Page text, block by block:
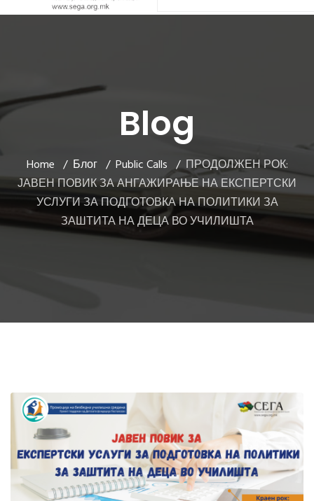
Blog
Home Блог Public Calls
ПРОДОЛЖЕН РОК:
ЈАВЕН ПОВИК ЗА АНГАЖИРАЊЕ НА ЕКСПЕРТСКИ
УСЛУГИ ЗА ПОДГОТОВКА НА ПОЛИТИКИ ЗА
ЗАШТИТА НА ДЕЦА ВО УЧИЛИШТА